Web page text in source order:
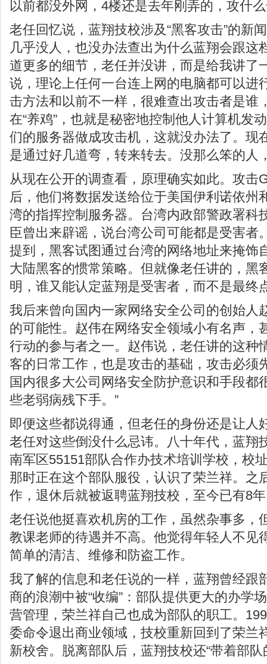
以前都没外网，4楼还是去年刚弄的，攻什
老任回忆说，蓝翔技校涉及“黑客攻击”的新
几乎没人，也没办法查出为什么蓝翔会跟这
道更多的细节，老任并没讲，而是给我讲了
说，理论上任何一台连上网的电脑都可以进
击方法和以前不一样，很难查出攻击者是谁
在“养鸡”，也就是秘密地控制他人计算机发
们的服务器做成攻击机，这就没办法了。现
是通过好几道弯，转来转去。没那么笨的人
从现在公开的调查看，原理确实如此。攻击
后，他们将数据发送给位于美国伊利诺依州
湾的指挥控制服务器。台湾内政部警政署科
臣曾出来辟谣，说台湾公司可能都是受害者
提到，黑客试图通过台湾的网络地址来掩饰
大陆黑客的惯常策略。但就像老任讲的，黑
明，谁又能认定蓝翔是受害者，而不是最终
我后来曾向国内一家网络安全公司的创始人
的可能性。赵伟在网络安全领域小有名声，
行动的参与者之一。赵伟说，老任讲的这种
客的日常工作，也是攻击的基础，攻击必须
国内很多大公司网络安全防护意识和手段都
些老弱病残下手。”
即便这些都说得通，但老任的身份还是让人
老任对这些倒没什么忌讳。八十年代，蓝翔
南军区55151部队合作办技术培训学校，校
那时正在这个部队服役，认识了荣兰祥。之
作，退休后就被返聘蓝翔技校，至今已有8
老任说他挺喜欢机房的工作，虽然杂事多，
教课老师的待遇并不高。他觉得年轻人不见
简单的清洁、维修和防盗工作。
我了解的信息和老任说的一样，蓝翔曾经跟
商的浪潮中被“收编”：部队提供更大的办学
营管理，荣兰祥自己也成为部队的职工。
委命令退出商业领域，技校重新回到了荣兰
新校舍。脱离部队后，蓝翔技校还“带着部